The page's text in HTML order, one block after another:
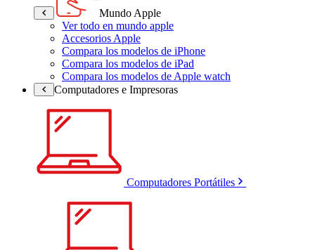
Mundo Apple
Ver todo en mundo apple
Accesorios Apple
Compara los modelos de iPhone
Compara los modelos de iPad
Compara los modelos de Apple watch
Computadores e Impresoras
Computadores Portátiles